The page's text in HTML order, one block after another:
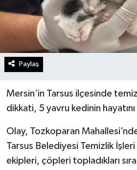
Paylaş
Mersin’in Tarsus ilçesinde
dikkati, 5 yavru kedinin
Olay, Tozkoparan
Tarsus Belediyesi Temizlik
ekipleri, çöpleri topladıkları